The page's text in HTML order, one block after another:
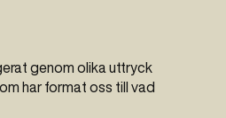
genom olika uttryck
har format oss till vad